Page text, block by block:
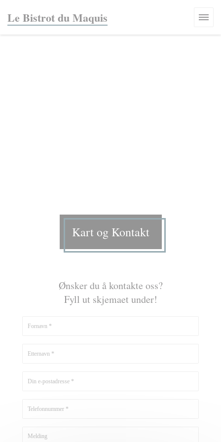
Le Bistrot du Maquis
Kart og Kontakt
Ønsker du å kontakte oss?
Fyll ut skjemaet under!